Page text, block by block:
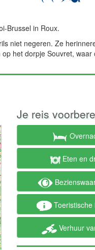
Brussel in Roux.
niet negeren. Ze
het dorpje Souvret, waar
Je reis
Eten en
Verhuur